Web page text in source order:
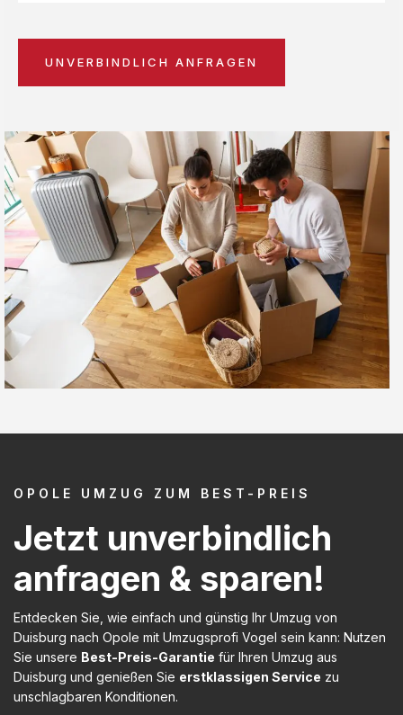
UNVERBINDLICH ANFRAGEN
OPOLE UMZUG ZUM BEST-PREIS
Jetzt unverbindlich
anfragen & sparen!
Entdecken Sie, wie einfach und günstig Ihr Umzug von
Duisburg nach Opole mit Umzugsprofi Vogel sein kann: Nutzen
Sie unsere Best-Preis-Garantie für Ihren Umzug aus
Duisburg und genießen Sie erstklassigen Service zu
unschlagbaren Konditionen.